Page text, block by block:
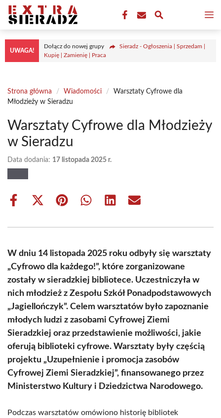
Przejdź
treści
UWAGA!
Dołącz do nowej grupy
Sieradz - Ogłoszenia | Sprzedam |
Kupię | Zamienię | Praca
Strona główna / Wiadomości /
Warsztaty Cyfrowe dla
Młodzieży w Sieradzu
Warsztaty Cyfrowe dla Młodzieży
w Sieradzu
Data dodania: 17 listopada 2025 r.
Share
Share
(Twitter)
Share Share Share Share
W dniu 14 listopada 2025 roku odbyły się warsztaty
„Cyfrowo dla każdego!”, które zorganizowane
zostały w sieradzkiej bibliotece. Uczestniczyła w
nich młodzież z Zespołu Szkół Ponadpodstawowych
„Jagiellończyk”. Celem warsztatów było zapoznanie
młodych ludzi z zasobami Cyfrowej Ziemi
Sieradzkiej oraz przedstawienie możliwości, jakie
oferują biblioteki cyfrowe. Warsztaty były częścią
projektu „Uzupełnienie i promocja zasobów
Cyfrowej Ziemi Sieradzkiej”, finansowanego przez
Ministerstwo Kultury i Dziedzictwa Narodowego.
Podczas warsztatów omówiono historię bibliotek